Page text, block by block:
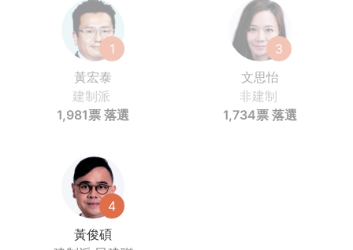
1
黃宏泰
建制派
1,981票 落選
3
文思怡
非建制
1,734票 落選
4
黃俊碩